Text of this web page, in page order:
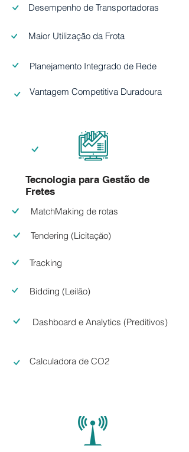
Desempenho de Transportadoras
Maior Utilização da Frota
Planejamento Integrado de Rede
Vantagem Competitiva Duradoura
Tecnologia para Gestão de
Fretes
MatchMaking de rotas
Tendering (Licitação)
Tracking
Bidding (Leilão)
Dashboard e Analytics (Preditivos)
Calculadora de CO2